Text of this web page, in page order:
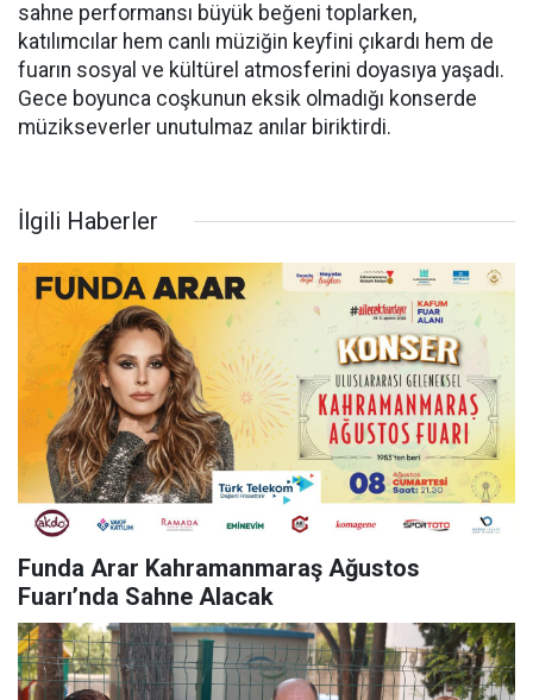
sahne performansı büyük beğeni toplarken,
katılımcılar hem canlı müziğin keyfini çıkardı hem de
fuarın sosyal ve kültürel atmosferini doyasıya yaşadı.
Gece boyunca coşkunun eksik olmadığı konserde
müzikseverler unutulmaz anılar biriktirdi.
İlgili Haberler
Funda Arar Kahramanmaraş Ağustos
Fuarı’nda Sahne Alacak